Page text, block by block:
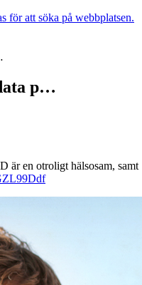
p…
är en otroligt hälsosam, samt